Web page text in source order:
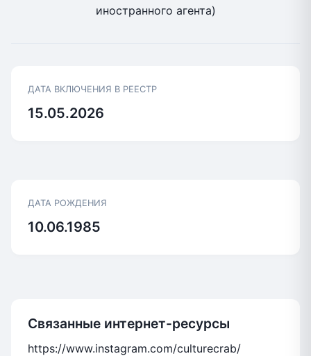
иностранного агента)
ДАТА ВКЛЮЧЕНИЯ В РЕЕСТР
15.05.2026
ДАТА РОЖДЕНИЯ
10.06.1985
Связанные интернет-ресурсы
https://www.instagram.com/culturecrab/